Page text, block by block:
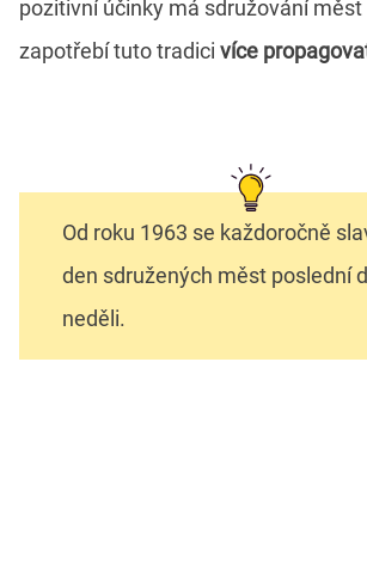
pozitivní účinky má sdružování měst
zapotřebí tuto tradici více
Od roku 1963 se každoročně
den sdružených měst poslední
neděli.